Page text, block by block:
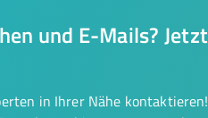
und E-Mails? Jetzt
in Ihrer Nähe kontaktieren!